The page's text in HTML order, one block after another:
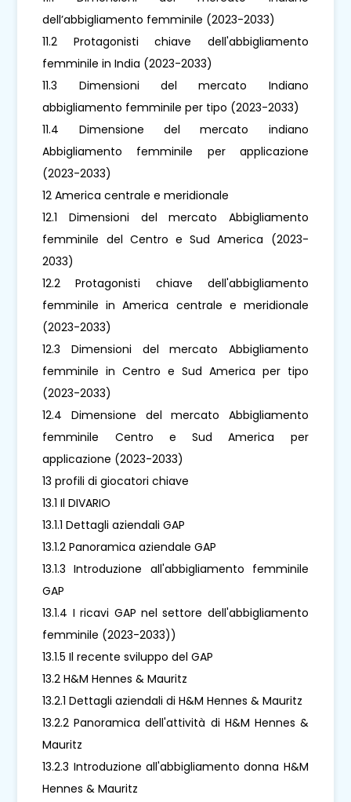
dell’abbigliamento femminile (2023-2033)
11.2 Protagonisti chiave dell'abbigliamento
femminile in India (2023-2033)
11.3 Dimensioni del mercato Indiano
abbigliamento femminile per tipo (2023-2033)
11.4 Dimensione del mercato indiano
Abbigliamento femminile per applicazione
(2023-2033)
12 America centrale e meridionale
12.1 Dimensioni del mercato Abbigliamento
femminile del Centro e Sud America (2023-
2033)
12.2 Protagonisti chiave dell'abbigliamento
femminile in America centrale e meridionale
(2023-2033)
12.3 Dimensioni del mercato Abbigliamento
femminile in Centro e Sud America per tipo
(2023-2033)
12.4 Dimensione del mercato Abbigliamento
femminile Centro e Sud America per
applicazione (2023-2033)
13 profili di giocatori chiave
13.1 Il DIVARIO
13.1.1 Dettagli aziendali GAP
13.1.2 Panoramica aziendale GAP
13.1.3 Introduzione all'abbigliamento femminile
GAP
13.1.4 I ricavi GAP nel settore dell'abbigliamento
femminile (2023-2033))
13.1.5 Il recente sviluppo del GAP
13.2 H&M Hennes & Mauritz
13.2.1 Dettagli aziendali di H&M Hennes & Mauritz
13.2.2 Panoramica dell'attività di H&M Hennes &
Mauritz
13.2.3 Introduzione all'abbigliamento donna H&M
Hennes & Mauritz